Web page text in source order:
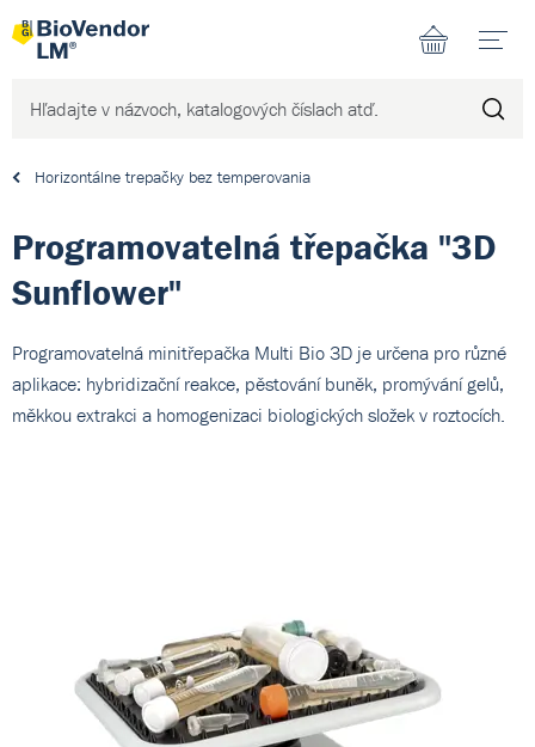
Horizontálne trepačky bez temperovania
Programovatelná třepačka "3D
Sunflower"
Programovatelná minitřepačka Multi Bio 3D je určena pro různé
aplikace: hybridizační reakce, pěstování buněk, promývání gelů,
měkkou extrakci a homogenizaci biologických složek v roztocích.